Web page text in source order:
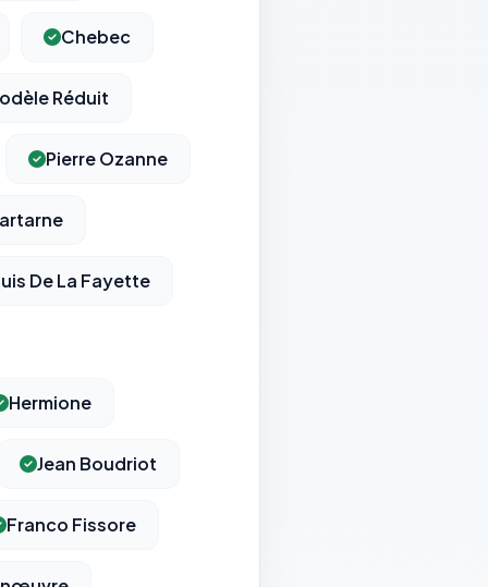
Chebec
Réduit
Pierre Ozanne
De La Fayette
Hermione
Jean Boudriot
Franco Fissore